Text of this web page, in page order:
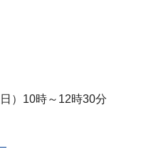
）10時～12時30分